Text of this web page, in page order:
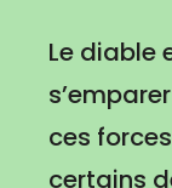
Le diable
ces
certains